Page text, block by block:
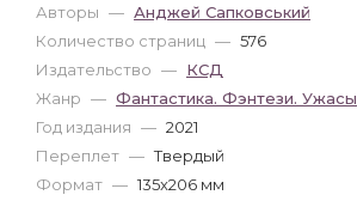
Авторы — Анджей Сапковський
Количество страниц — 576
Издательство — КСД
Жанр — Фантастика. Фэнтези. Ужасы
Год издания — 2021
Переплет — Твердый
Формат — 135x206 мм